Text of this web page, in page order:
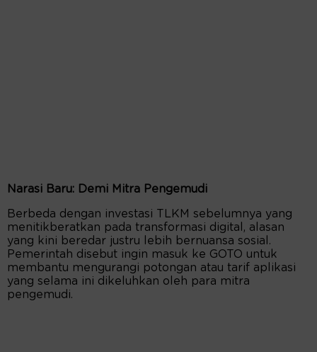
Narasi Baru: Demi Mitra Pengemudi
Berbeda dengan investasi TLKM sebelumnya yang
menitikberatkan pada transformasi digital, alasan
yang kini beredar justru lebih bernuansa sosial.
Pemerintah disebut ingin masuk ke GOTO untuk
membantu mengurangi potongan atau tarif aplikasi
yang selama ini dikeluhkan oleh para mitra
pengemudi.